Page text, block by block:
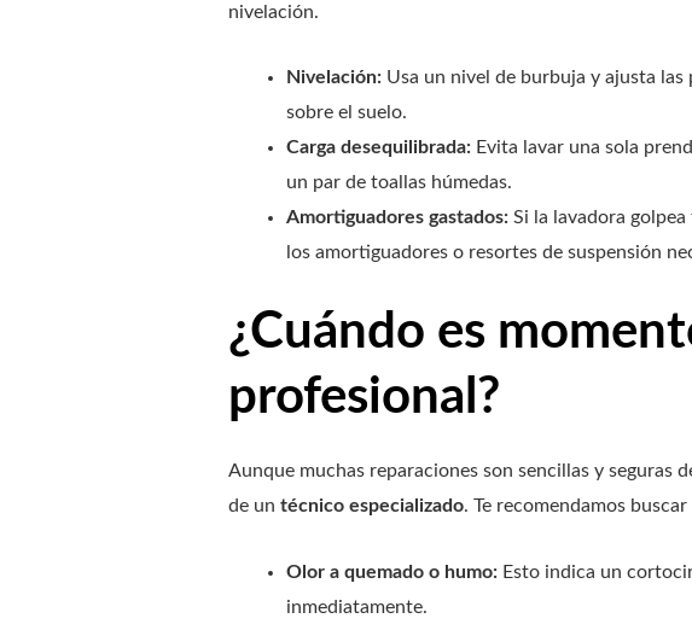
nivelación.
Nivelación:Usa un nivel de burbuja y ajusta las
sobre el suelo.
Carga desequilibrada:Evita lavar una sola
un par de toallas húmedas.
Amortiguadores gastados:Si la lavadora golpea
los amortiguadores o resortes de suspensión
¿Cuándo es
profesional?
Aunque muchas reparaciones son sencillas y seguras
de un técnico especializado. Te recomendamos
Olor a quemado o humo:Esto indica un
inmediatamente.